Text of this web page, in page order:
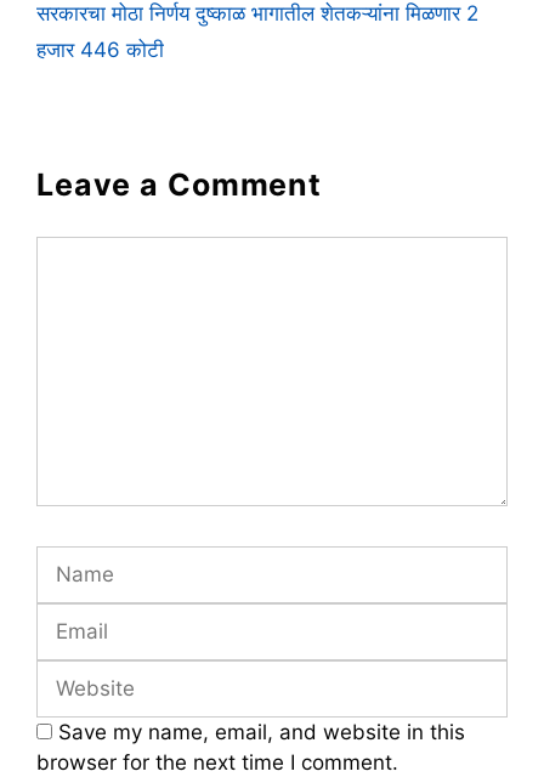
सरकारचा मोठा निर्णय दुष्काळ भागातील शेतकऱ्यांना मिळणार 2
हजार 446 कोटी
Leave a Comment
Save my name, email, and website in this
browser for the next time I comment.